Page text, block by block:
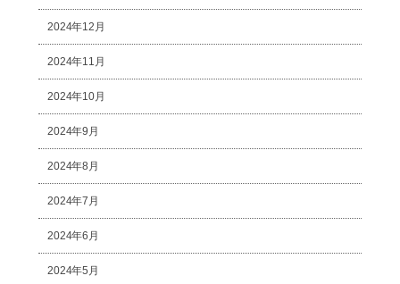
2024年12月
2024年11月
2024年10月
2024年9月
2024年8月
2024年7月
2024年6月
2024年5月